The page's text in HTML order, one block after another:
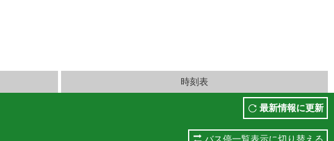
時刻表
最新情報に更新
バス停一覧表示に切り替える